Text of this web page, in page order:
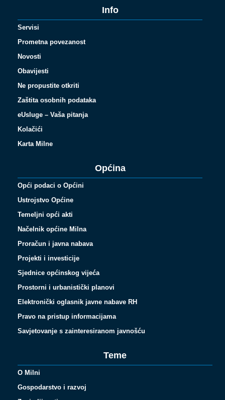
Info
Servisi
Prometna povezanost
Novosti
Obavijesti
Ne propustite otkriti
Zaštita osobnih podataka
eUsluge – Vaša pitanja
Kolačići
Karta Milne
Općina
Opći podaci o Općini
Ustrojstvo Općine
Temeljni opći akti
Načelnik općine Milna
Proračun i javna nabava
Projekti i investicije
Sjednice općinskog vijeća
Prostorni i urbanistički planovi
Elektronički oglasnik javne nabave RH
Pravo na pristup informacijama
Savjetovanje s zainteresiranom javnošću
Teme
O Milni
Gospodarstvo i razvoj